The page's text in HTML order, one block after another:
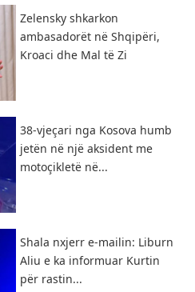
Zelensky shkarkon
ambasadorët në Shqipëri,
Kroaci dhe Mal të Zi
38-vjeçari nga Kosova humb
jetën në një aksident me
motoçikletë në...
Shala nxjerr e-mailin: Liburn
Aliu e ka informuar Kurtin
për rastin...